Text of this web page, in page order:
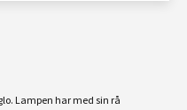
Lampen har med sin rå